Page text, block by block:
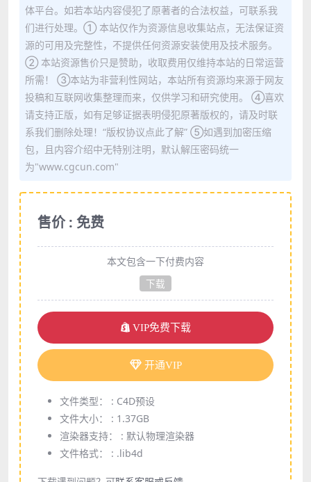
体平台。如若本站内容侵犯了原著者的合法权益，可联系我
们进行处理。① 本站仅作为资源信息收集站点，无法保证资
源的可用及完整性，不提供任何资源安装使用及技术服务。
② 本站资源售价只是赞助，收取费用仅维持本站的日常运营
所需！ ③本站为非营利性网站，本站所有资源均来源于网友
投稿和互联网收集整理而来，仅供学习和研究使用。 ④喜欢
请支持正版，如有足够证据表明侵犯原著版权的，请及时联
系我们删除处理！“版权协议点此了解” ⑤如遇到加密压缩
包，且内容介绍中无特别注明，默认解压密码统一
为"www.cgcun.com"
售价 : 免费
本文包含一下付费内容
下载
VIP免费下载
开通VIP
文件类型： : C4D预设
文件大小： : 1.37GB
渲染器支持： : 默认物理渲染器
文件格式： : .lib4d